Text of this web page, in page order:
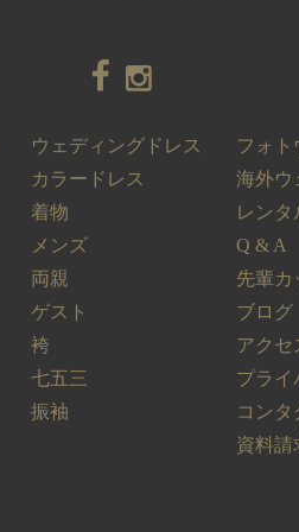
ウェディングドレス
カラードレス
着物
メンズ
両親
ゲスト
袴
七五三
振袖
フォト
海外ウ
レンタ
Q & A
先輩カ
ブログ
アクセ
プライ
コンタ
資料請